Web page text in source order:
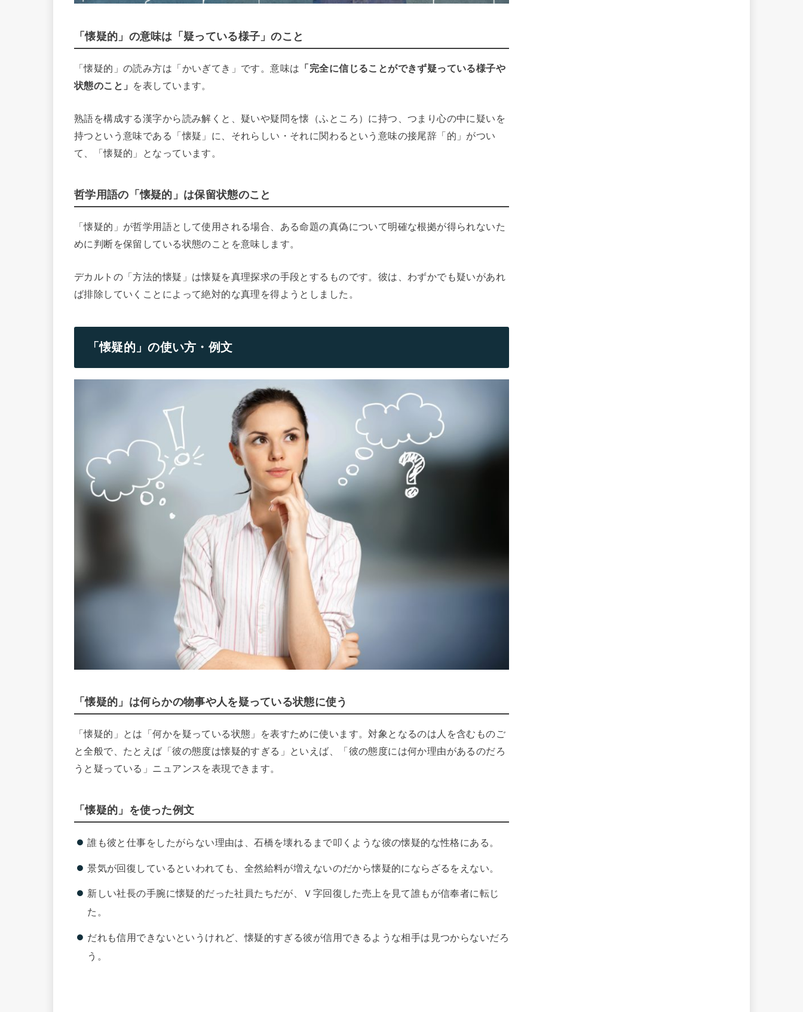
「懐疑的」の意味は「疑っている様子」のこと
「懐疑的」の読み方は「かいぎてき」です。意味は 「完全に信じることができず疑っている様子や
状態のこと」 を表しています。
熟語を構成する漢字から読み解くと、疑いや疑問を懐（ふところ）に持つ、つまり心の中に疑いを
持つという意味である「懐疑」に、それらしい・それに関わるという意味の接尾辞「的」がつい
て、「懐疑的」となっています。
哲学用語の「懐疑的」は保留状態のこと
「懐疑的」が哲学用語として使用される場合、ある命題の真偽について明確な根拠が得られないた
めに判断を保留している状態のことを意味します。
デカルトの「方法的懐疑」は懐疑を真理探求の手段とするものです。彼は、わずかでも疑いがあれ
ば排除していくことによって絶対的な真理を得ようとしました。
「懐疑的」の使い方・例文
「懐疑的」は何らかの物事や人を疑っている状態に使う
「懐疑的」とは「何かを疑っている状態」を表すために使います。対象となるのは人を含むものご
と全般で、たとえば「彼の態度は懐疑的すぎる」といえば、「彼の態度には何か理由があるのだろ
うと疑っている」ニュアンスを表現できます。
「懐疑的」を使った例文
誰も彼と仕事をしたがらない理由は、石橋を壊れるまで叩くような彼の懐疑的な性格にある。
景気が回復しているといわれても、全然給料が増えないのだから懐疑的にならざるをえない。
新しい社長の手腕に懐疑的だった社員たちだが、Ｖ字回復した売上を見て誰もが信奉者に転じ
た。
だれも信用できないというけれど、懐疑的すぎる彼が信用できるような相手は見つからないだろ
う。